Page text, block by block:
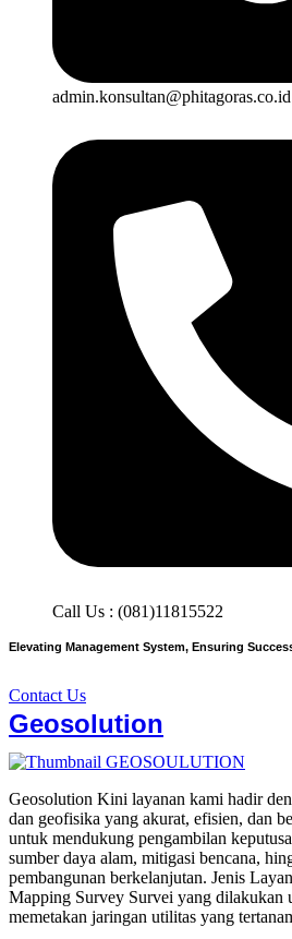
admin.konsultan@phitagoras.co.id
Call Us : (081)11815522
Elevating Management System, Ensuring
Contact Us
Geosolution
Geosolution Kini layanan kami hadir
dan geofisika yang akurat, efisien, dan
untuk mendukung pengambilan
sumber daya alam, mitigasi bencana,
pembangunan berkelanjutan. Jenis
Mapping Survey Survei yang dilakukan
memetakan jaringan utilitas yang